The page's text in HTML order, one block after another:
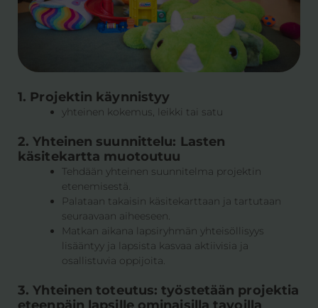
1. Projektin käynnistyy
yhteinen kokemus, leikki tai satu
2. Yhteinen suunnittelu: Lasten
käsitekartta muotoutuu
Tehdään yhteinen suunnitelma projektin
etenemisestä.
Palataan takaisin käsitekarttaan ja tartutaan
seuraavaan aiheeseen.
Matkan aikana lapsiryhmän yhteisöllisyys
lisääntyy ja lapsista kasvaa aktiivisia ja
osallistuvia oppijoita.
3. Yhteinen toteutus: työstetään projektia